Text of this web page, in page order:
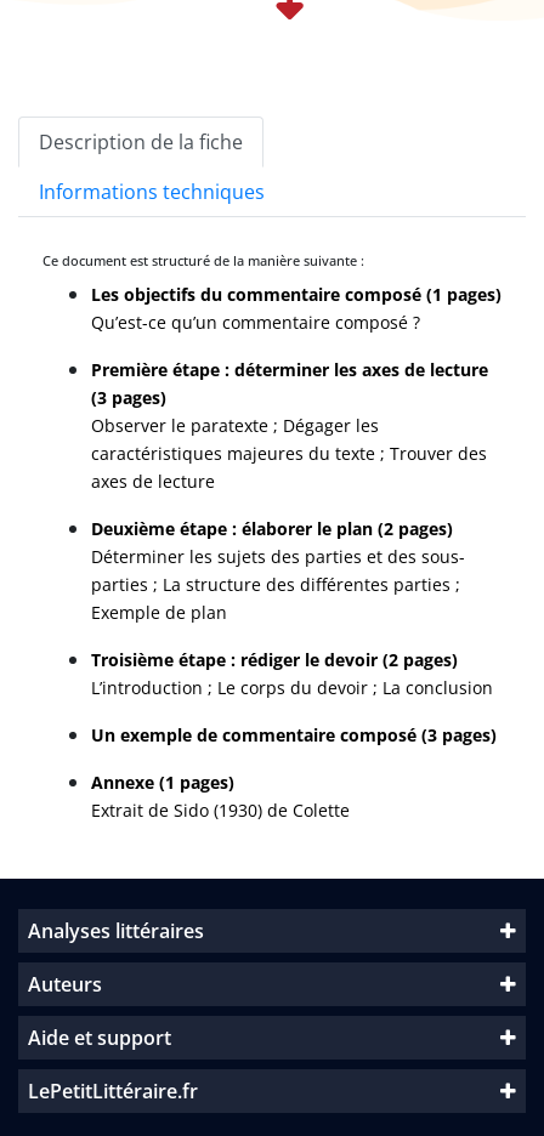
Description de la fiche
Informations techniques
Ce document est structuré de la manière suivante :
Les objectifs du commentaire composé (1 pages)
Qu’est-ce qu’un commentaire composé ?
Première étape : déterminer les axes de lecture
(3 pages)
Observer le paratexte ; Dégager les
caractéristiques majeures du texte ; Trouver des
axes de lecture
Deuxième étape : élaborer le plan (2 pages)
Déterminer les sujets des parties et des sous-
parties ; La structure des différentes parties ;
Exemple de plan
Troisième étape : rédiger le devoir (2 pages)
L’introduction ; Le corps du devoir ; La conclusion
Un exemple de commentaire composé (3 pages)
Annexe (1 pages)
Extrait de Sido (1930) de Colette
Analyses littéraires
Auteurs
Aide et support
LePetitLittéraire.fr